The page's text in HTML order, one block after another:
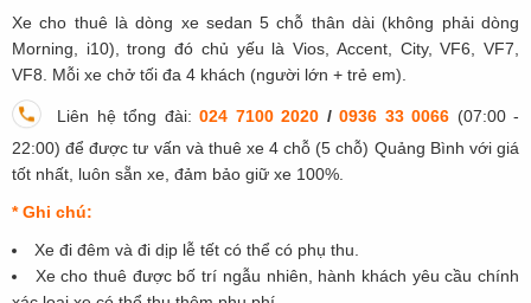
Xe cho thuê là dòng xe sedan 5 chỗ thân dài (không phải dòng
Morning, i10), trong đó chủ yếu là Vios, Accent, City, VF6, VF7,
VF8. Mỗi xe chở tối đa 4 khách (người lớn + trẻ em).
Liên hệ tổng đài: 024 7100 2020 /0936 33 0066 (07:00 -
22:00) để được tư vấn và thuê xe 4 chỗ (5 chỗ) Quảng Bình với giá
tốt nhất, luôn sẵn xe, đảm bảo giữ xe 100%.
* Ghi chú:
Xe đi đêm và đi dịp lễ tết có thể có phụ thu.
Xe cho thuê được bố trí ngẫu nhiên, hành khách yêu cầu chính